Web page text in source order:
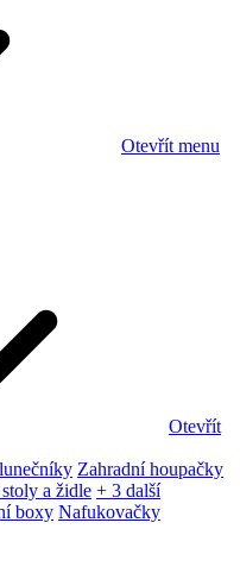
Otevřít menu
Otevřít
Zahradní houpačky
a židle + 3 další
boxy Nafukovačky